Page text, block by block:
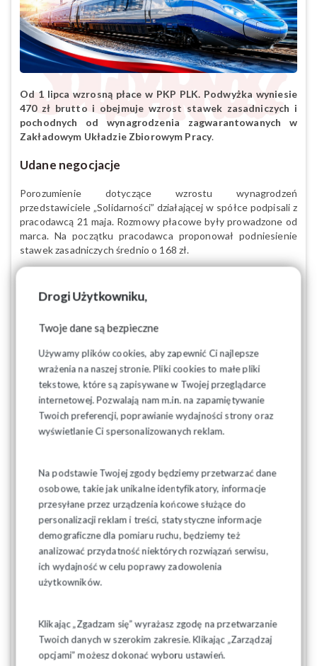
Drogi Użytkowniku,
Twoje dane są bezpieczne
Używamy plików cookies, aby zapewnić Ci najlepsze
wrażenia na naszej stronie. Pliki cookies to małe pliki
tekstowe, które są zapisywane w Twojej przeglądarce
internetowej. Pozwalają nam m.in. na zapamiętywanie
Twoich preferencji, poprawianie wydajności strony oraz
wyświetlanie Ci spersonalizowanych reklam.
Na podstawie Twojej zgody będziemy przetwarzać dane
osobowe, takie jak unikalne identyfikatory, informacje
przesyłane przez urządzenia końcowe służące do
personalizacji reklam i treści, statystyczne informacje
demograficzne dla pomiaru ruchu, będziemy też
analizować przydatność niektórych rozwiązań serwisu,
ich wydajność w celu poprawy zadowolenia
użytkowników.
Klikając „Zgadzam się” wyrażasz zgodę na przetwarzanie
Twoich danych w szerokim zakresie. Klikając „Zarządzaj
opcjami” możesz dokonać wyboru ustawień.
Od 1 lipca wzrosną płace w PKP PLK. Podwyżka wyniesie
470 zł brutto i obejmuje wzrost stawek zasadniczych i
pochodnych od wynagrodzenia zagwarantowanych w
Zakładowym Układzie Zbiorowym Pracy.
Udane negocjacje
Porozumienie dotyczące wzrostu wynagrodzeń
przedstawiciele „Solidarności” działającej w spółce podpisali z
pracodawcą 21 maja. Rozmowy płacowe były prowadzone od
marca. Na początku pracodawca proponował podniesienie
stawek zasadniczych średnio o 168 zł.
wynosi 320 zł brutto, co wraz z pochodnymi daje średnio 470 zł
brutto– mówi Henryk Sikora, przewodniczący „Solidarności” w
może być niższa niż 100 zł brutto. Natomiast maksymalna
kwota podwyżki nie powinna przekroczyć 500 zł. Wyższa
kwota będzie wymagała uzasadnienia i zgody centrali firmy.
O sposobie rozdysponowania pieniędzy na podwyżki w
poszczególnych zakładach zdecydują ich dyrekcje wspólnie z
organizacjami związkowymi.
Nie tylko o płacach
Oprócz spraw podwyżkowych, pracodawca przekazał
informacje w sprawach:
wartościowania stanowisk pracy w PLK, które zostanie
przeprowadzone od czerwca najpóźniej do końca roku,
wynika to z zapisów przygotowywanej ustawy, a
efektem prac specjalnie powołanego zespołu będzie
sytuacji finansowej w obszarze pracowniczym i
funduszu wynagrodzeń bazując głównie na kosztach
wdrożenia Protokołu dodatkowego nr 16 do ZUZP,
szkoleń na stanowiska deficytowe (głównie